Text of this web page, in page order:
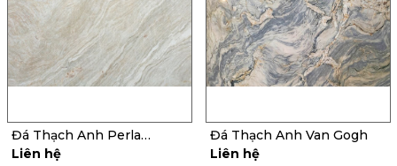
Đá Thạch Anh Perla
Venata
Liên hệ
Đá Thạch Anh Van Gogh
Liên hệ